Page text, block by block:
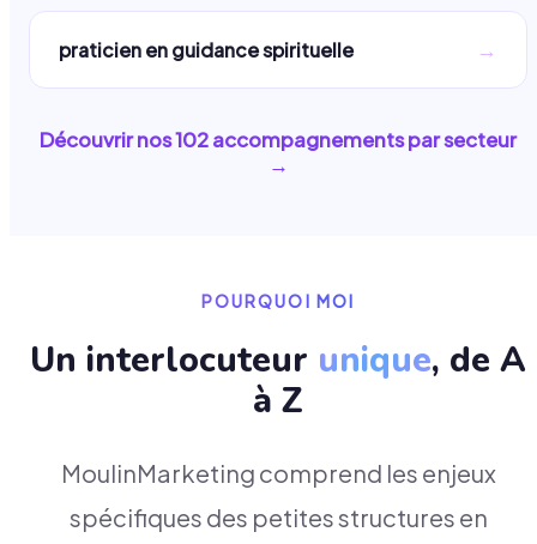
praticien en guidance spirituelle →
Découvrir nos102accompagnements par secteur
→
POURQUOI MOI
Un interlocuteur unique, de A
à Z
MoulinMarketing comprend les enjeux
spécifiques des petites structures en